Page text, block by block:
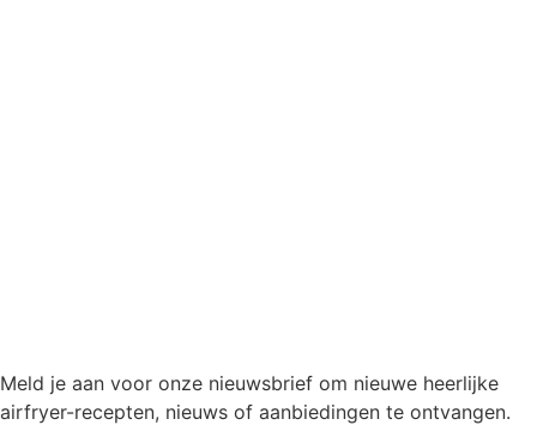
Meld je aan voor onze nieuwsbrief om nieuwe heerlijke
airfryer-recepten, nieuws of aanbiedingen te ontvangen.